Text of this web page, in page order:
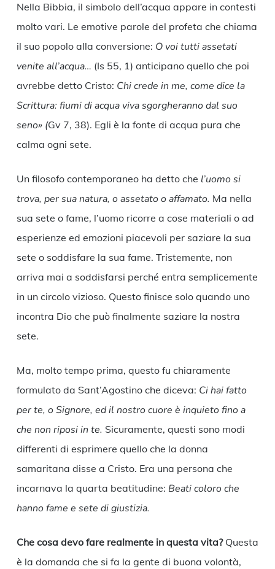
Nella Bibbia, il simbolo dell’acqua appare in contesti
molto vari. Le emotive parole del profeta che chiama
il suo popolo alla conversione: O voi tutti assetati
venite all’acqua… (Is 55, 1) anticipano quello che poi
avrebbe detto Cristo: Chi crede in me, come dice la
Scrittura: fiumi di acqua viva sgorgheranno dal suo
seno» (Gv 7, 38). Egli è la fonte di acqua pura che
calma ogni sete.
Un filosofo contemporaneo ha detto che l’uomo si
trova, per sua natura, o assetato o affamato. Ma nella
sua sete o fame, l’uomo ricorre a cose materiali o ad
esperienze ed emozioni piacevoli per saziare la sua
sete o soddisfare la sua fame. Tristemente, non
arriva mai a soddisfarsi perché entra semplicemente
in un circolo vizioso. Questo finisce solo quando uno
incontra Dio che può finalmente saziare la nostra
sete.
Ma, molto tempo prima, questo fu chiaramente
formulato da Sant’Agostino che diceva: Ci hai fatto
per te, o Signore, ed il nostro cuore è inquieto fino a
che non riposi in te. Sicuramente, questi sono modi
differenti di esprimere quello che la donna
samaritana disse a Cristo. Era una persona che
incarnava la quarta beatitudine: Beati coloro che
hanno fame e sete di giustizia.
Che cosa devo fare realmente in questa vita?Questa
è la domanda che si fa la gente di buona volontà,